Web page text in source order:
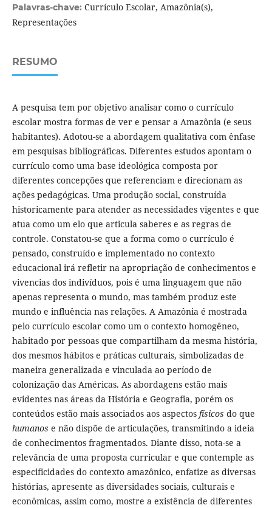
Palavras-chave: Currículo Escolar, Amazônia(s),
Representações
RESUMO
A pesquisa tem por objetivo analisar como o currículo
escolar mostra formas de ver e pensar a Amazônia (e seus
habitantes). Adotou-se a abordagem qualitativa com ênfase
em pesquisas bibliográficas. Diferentes estudos apontam o
currículo como uma base ideológica composta por
diferentes concepções que referenciam e direcionam as
ações pedagógicas. Uma produção social, construída
historicamente para atender as necessidades vigentes e que
atua como um elo que articula saberes e as regras de
controle. Constatou-se que a forma como o currículo é
pensado, construído e implementado no contexto
educacional irá refletir na apropriação de conhecimentos e
vivencias dos indivíduos, pois é uma linguagem que não
apenas representa o mundo, mas também produz este
mundo e influência nas relações. A Amazônia é mostrada
pelo currículo escolar como um o contexto homogêneo,
habitado por pessoas que compartilham da mesma história,
dos mesmos hábitos e práticas culturais, simbolizadas de
maneira generalizada e vinculada ao período de
colonização das Américas. As abordagens estão mais
evidentes nas áreas da História e Geografia, porém os
conteúdos estão mais associados aos aspectos físicos do que
humanos e não dispõe de articulações, transmitindo a ideia
de conhecimentos fragmentados. Diante disso, nota-se a
relevância de uma proposta curricular e que contemple as
especificidades do contexto amazônico, enfatize as diversas
histórias, apresente as diversidades sociais, culturais e
econômicas, assim como, mostre a existência de diferentes